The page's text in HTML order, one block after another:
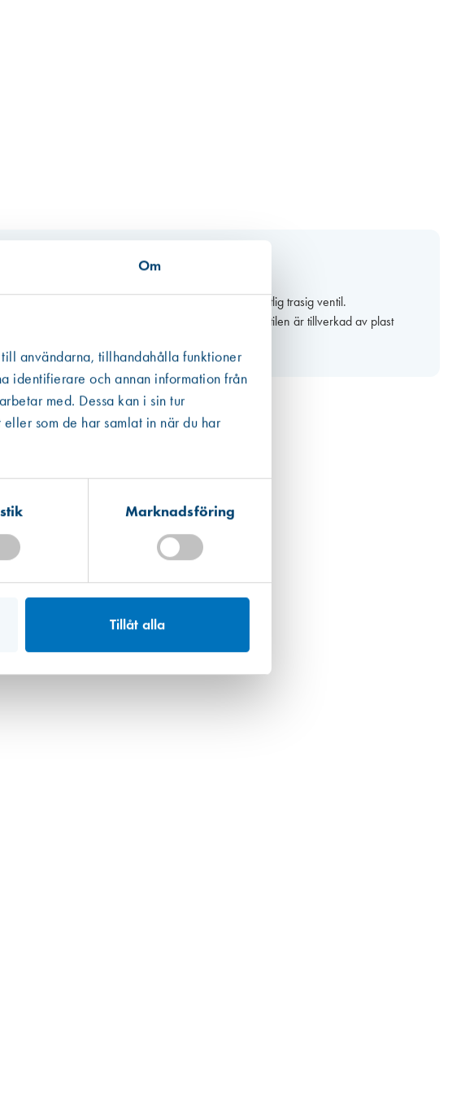
Om
användarna, tillhandahålla funktioner
identifierare och annan information från
med. Dessa kan i sin tur
som de har samlat in när du har
Marknadsföring
Tillåt alla
och Velfac. Ventilen passar för utbyte av befintlig trasig ventil.
10 mm och höjden i stängt läge är 2 mm. Klickventilen är tillverkad av plast